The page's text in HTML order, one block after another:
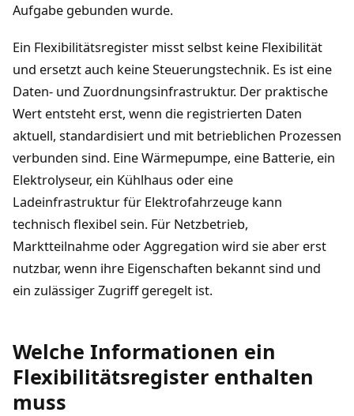
Aufgabe gebunden wurde.
Ein Flexibilitätsregister misst selbst keine Flexibilität
und ersetzt auch keine Steuerungstechnik. Es ist eine
Daten- und Zuordnungsinfrastruktur. Der praktische
Wert entsteht erst, wenn die registrierten Daten
aktuell, standardisiert und mit betrieblichen Prozessen
verbunden sind. Eine Wärmepumpe, eine Batterie, ein
Elektrolyseur, ein Kühlhaus oder eine
Ladeinfrastruktur für Elektrofahrzeuge kann
technisch flexibel sein. Für Netzbetrieb,
Marktteilnahme oder Aggregation wird sie aber erst
nutzbar, wenn ihre Eigenschaften bekannt sind und
ein zulässiger Zugriff geregelt ist.
Welche Informationen ein
Flexibilitätsregister enthalten
muss